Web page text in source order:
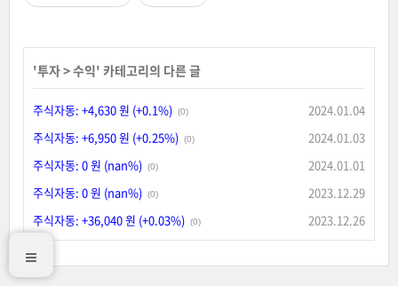
'투자>수익' 카테고리의 다른 글
주식자동: +4,630 원 (+0.1%) (0)
2024.01.04
주식자동: +6,950 원 (+0.25%) (0)
2024.01.03
주식자동: 0 원 (nan%) (0)
2024.01.01
주식자동: 0 원 (nan%) (0)
2023.12.29
주식자동: +36,040 원 (+0.03%) (0) 2023.12.26